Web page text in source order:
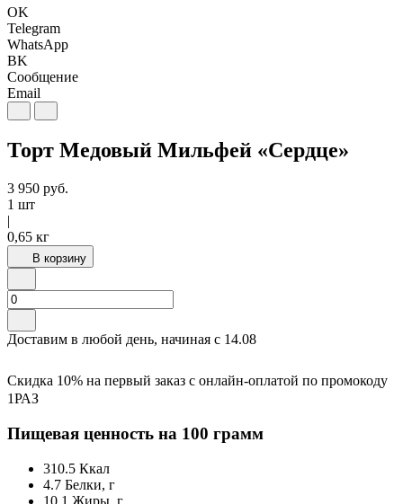
OK
Telegram
WhatsApp
BK
Сообщение
Email
Торт Медовый Мильфей «Сердце»
3 950 руб.
1 шт
|
0,65 кг
В корзину
Доставим в любой день, начиная с 14.08
Скидка 10% на первый заказ с онлайн-оплатой по промокоду
1РАЗ
Пищевая ценность на 100 грамм
310.5 Ккал
4.7 Белки, г
10.1 Жиры, г